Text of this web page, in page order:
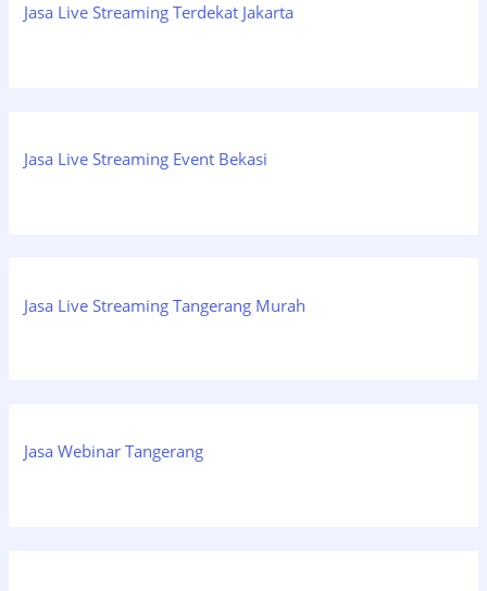
Jasa Live Streaming Terdekat Jakarta
Jasa Live Streaming Event Bekasi
Jasa Live Streaming Tangerang Murah
Jasa Webinar Tangerang